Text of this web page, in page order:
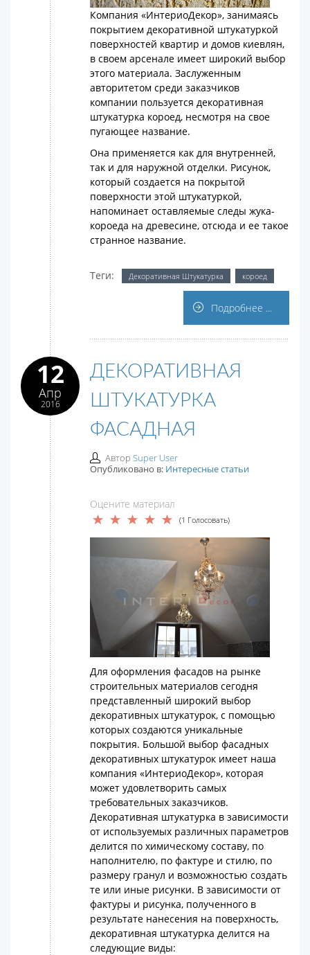
Компания «ИнтериоДекор», занимаясь
покрытием декоративной штукатуркой
поверхностей квартир и домов киевлян,
в своем арсенале имеет широкий выбор
этого материала. Заслуженным
авторитетом среди заказчиков
компании пользуется декоративная
штукатурка короед, несмотря на свое
пугающее название.
Она применяется как для внутренней,
так и для наружной отделки. Рисунок,
который создается на покрытой
поверхности этой штукатуркой,
напоминает оставляемые следы жука-
короеда на древесине, отсюда и ее такое
странное название.
Теги: Декоративная Штукатурка короед
Подробнее ...
12
Апр
2016
ДЕКОРАТИВНАЯ
ШТУКАТУРКА
ФАСАДНАЯ
Автор Super User
Опубликовано в: Интересные статьи
Оцените материал
(1 Голосовать)
Для оформления фасадов на рынке
строительных материалов сегодня
представленный широкий выбор
декоративных штукатурок, с помощью
которых создаются уникальные
покрытия. Большой выбор фасадных
декоративных штукатурок имеет наша
компания «ИнтериоДекор», которая
может удовлетворить самых
требовательных заказчиков.
Декоративная штукатурка в зависимости
от используемых различных параметров
делится по химическому составу, по
наполнителю, по фактуре и стилю, по
размеру гранул и возможностью создать
те или иные рисунки. В зависимости от
фактуры и рисунка, полученного в
результате нанесения на поверхность,
декоративная штукатурка делится на
следующие виды: